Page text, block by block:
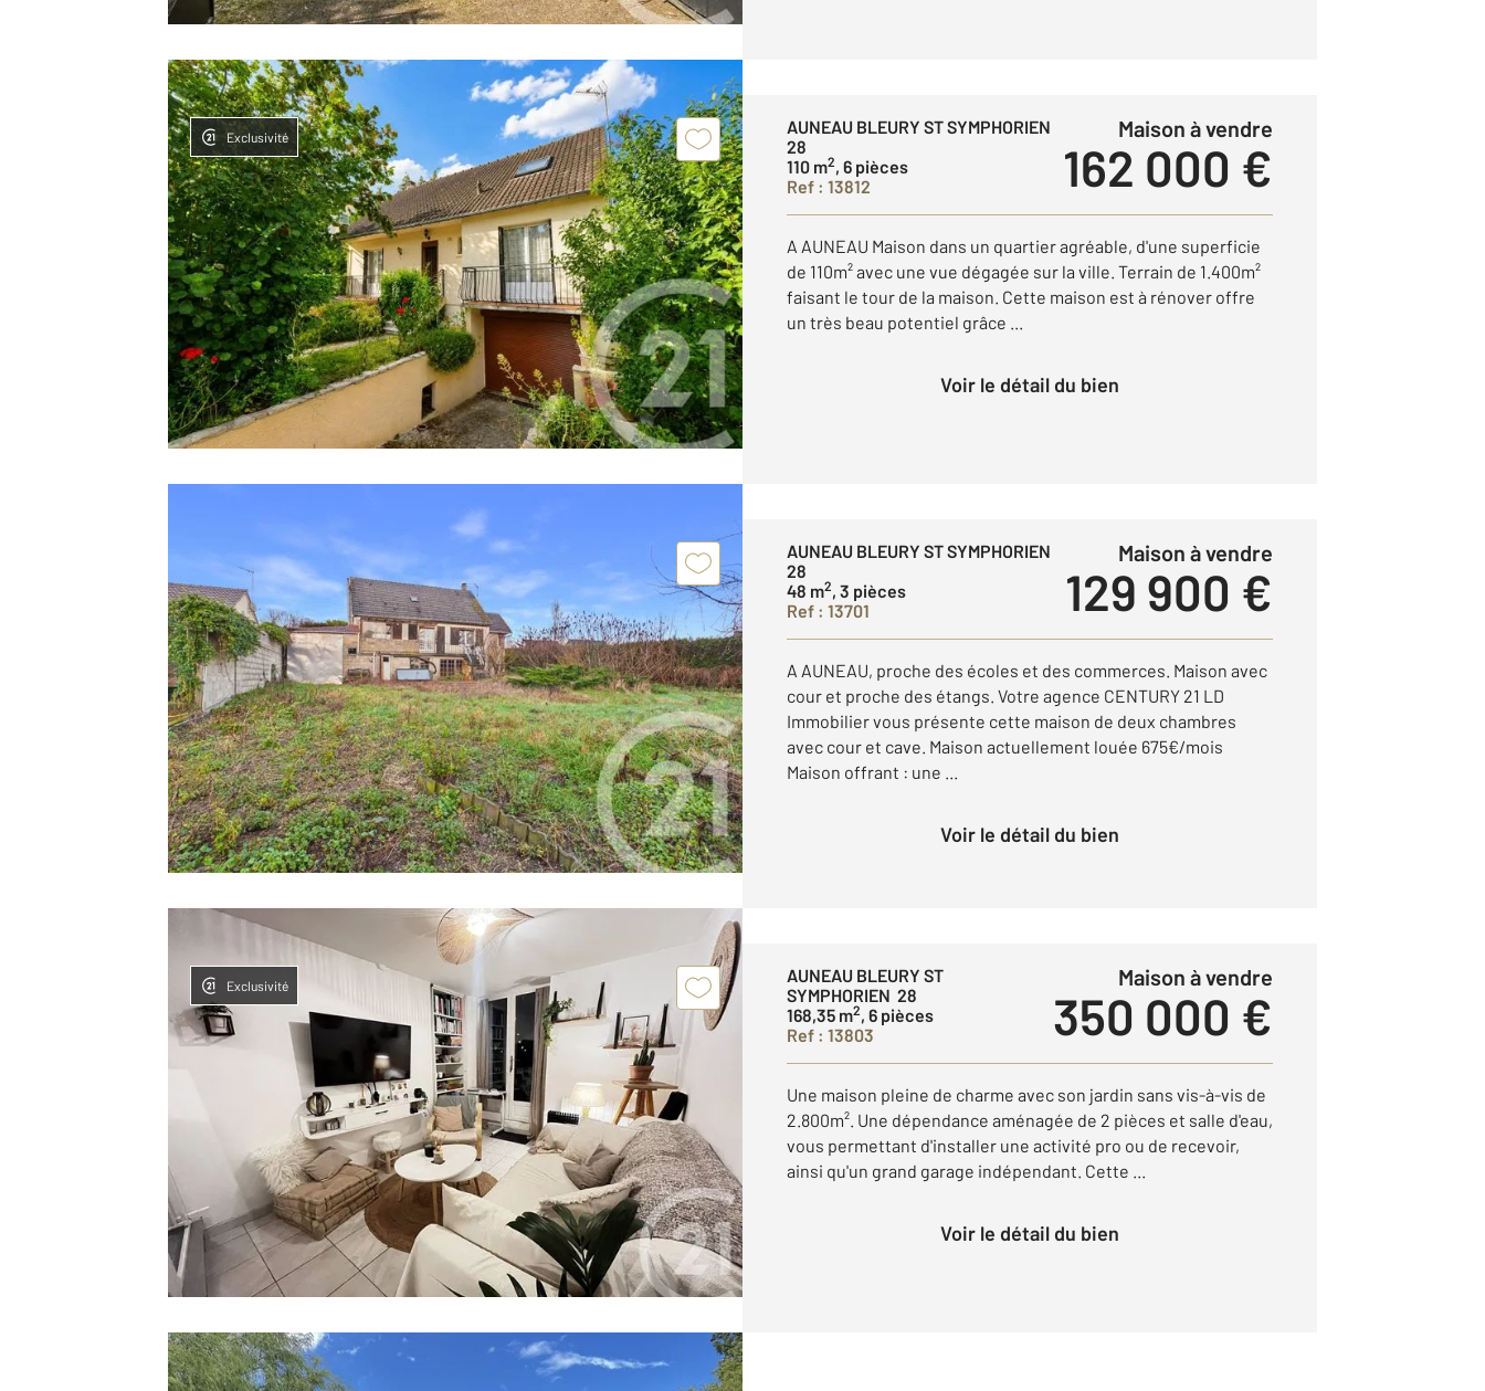
Exclusivité
AUNEAU BLEURY ST SYMPHORIEN
28
110 m2, 6 pièces
Ref : 13812
Maison à vendre
162 000 €
A AUNEAU Maison dans un quartier agréable, d'une superficie
de 110m² avec une vue dégagée sur la ville. Terrain de 1.400m²
faisant le tour de la maison. Cette maison est à rénover offre
un très beau potentiel grâce ...
Voir le détail du bien
AUNEAU BLEURY ST SYMPHORIEN
28
48 m2, 3 pièces
Ref : 13701
Maison à vendre
129 900 €
A AUNEAU, proche des écoles et des commerces. Maison avec
cour et proche des étangs. Votre agence CENTURY 21 LD
Immobilier vous présente cette maison de deux chambres
avec cour et cave. Maison actuellement louée 675€/mois
Maison offrant : une ...
Voir le détail du bien
Exclusivité
AUNEAU BLEURY ST
SYMPHORIEN 28
168,35 m2, 6 pièces
Ref : 13803
Maison à vendre
350 000 €
Une maison pleine de charme avec son jardin sans vis-à-vis de
2.800m². Une dépendance aménagée de 2 pièces et salle d'eau,
vous permettant d'installer une activité pro ou de recevoir,
ainsi qu'un grand garage indépendant. Cette ...
Voir le détail du bien